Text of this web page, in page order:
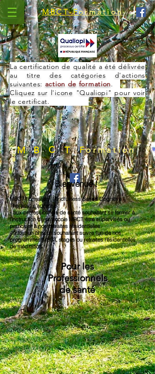
MBCT-Formation
La certification de qualité a été délivrée
au titre des catégories d'actions
suivantes: action de formation.
Cliquez sur l'icone "Qualiopi" pour voir
le certificat.
M B C T Formation
Bienvenue !
MBCT Formation (Mindfulness Based Cognitive
Therapy) s’adresse :
- aux professionnels de santé souhaitant se former à
l’instruction du protocole MBCT, être supervisés ou
participer à nos retraites résidentielles.
- à tout un chacun souhaitant suivre l’un de nos
programmes MBCT, stages ou retraites résidentielles
de méditation.
Pour les
Professionnels
de santé